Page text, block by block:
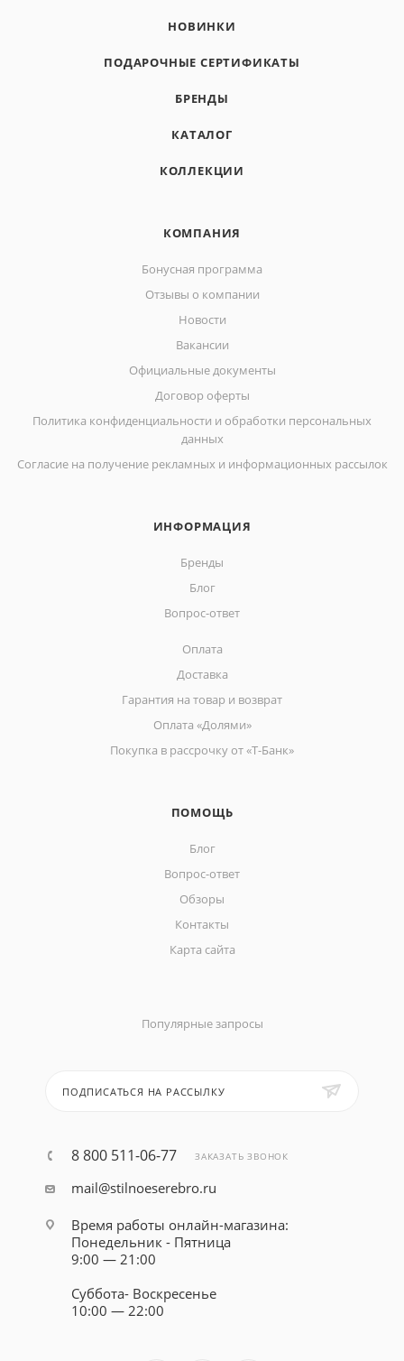
НОВИНКИ
ПОДАРОЧНЫЕ СЕРТИФИКАТЫ
БРЕНДЫ
КАТАЛОГ
КОЛЛЕКЦИИ
КОМПАНИЯ
Бонусная программа
Отзывы о компании
Новости
Вакансии
Официальные документы
Договор оферты
Политика конфиденциальности и обработки персональных
данных
Согласие на получение рекламных и информационных рассылок
ИНФОРМАЦИЯ
Бренды
Блог
Вопрос-ответ
Оплата
Доставка
Гарантия на товар и возврат
Оплата «Долями»
Покупка в рассрочку от «Т-Банк»
ПОМОЩЬ
Блог
Вопрос-ответ
Обзоры
Контакты
Карта сайта
Популярные запросы
ПОДПИСАТЬСЯ НА РАССЫЛКУ
8 800 511-06-77 ЗАКАЗАТЬ ЗВОНОК
mail@stilnoeserebro.ru
Время работы онлайн-магазина:
Понедельник - Пятница
9:00 — 21:00
Суббота- Воскресенье
10:00 — 22:00